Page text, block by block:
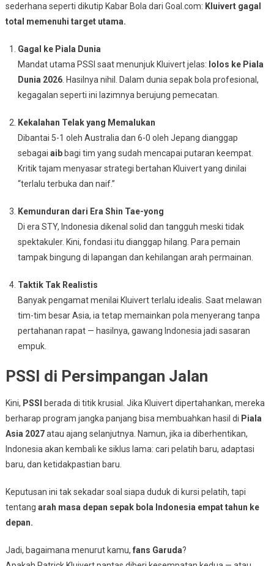
sederhana seperti dikutip Kabar Bola dari Goal.com: Kluivert gagal
total memenuhi target utama.
Gagal ke Piala Dunia
Mandat utama PSSI saat menunjuk Kluivert jelas: lolos ke Piala
Dunia 2026. Hasilnya nihil. Dalam dunia sepak bola profesional,
kegagalan seperti ini lazimnya berujung pemecatan.
Kekalahan Telak yang Memalukan
Dibantai 5-1 oleh Australia dan 6-0 oleh Jepang dianggap
sebagai aibbagi tim yang sudah mencapai putaran keempat.
Kritik tajam menyasar strategi bertahan Kluivert yang dinilai
“terlalu terbuka dan naif.”
Kemunduran dari Era Shin Tae-yong
Di era STY, Indonesia dikenal solid dan tangguh meski tidak
spektakuler. Kini, fondasi itu dianggap hilang. Para pemain
tampak bingung di lapangan dan kehilangan arah permainan.
Taktik Tak Realistis
Banyak pengamat menilai Kluivert terlalu idealis. Saat melawan
tim-tim besar Asia, ia tetap memainkan pola menyerang tanpa
pertahanan rapat — hasilnya, gawang Indonesia jadi sasaran
empuk.
PSSI di Persimpangan Jalan
Kini, PSSI berada di titik krusial. Jika Kluivert dipertahankan, mereka
berharap program jangka panjang bisa membuahkan hasil di Piala
Asia 2027atau ajang selanjutnya. Namun, jika ia diberhentikan,
Indonesia akan kembali ke siklus lama: cari pelatih baru, adaptasi
baru, dan ketidakpastian baru.
Keputusan ini tak sekadar soal siapa duduk di kursi pelatih, tapi
tentang arah masa depan sepak bola Indonesia empat tahun ke
depan.
Jadi, bagaimana menurut kamu, fans Garuda?